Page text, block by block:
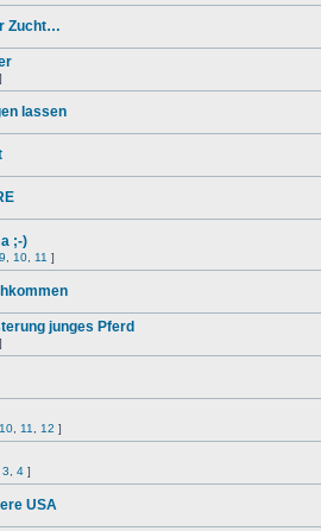
Zucht…
]
lassen
;-)
9 10 11 ]
junges Pferd
]
10 11 12 ]
3 4 ]
USA